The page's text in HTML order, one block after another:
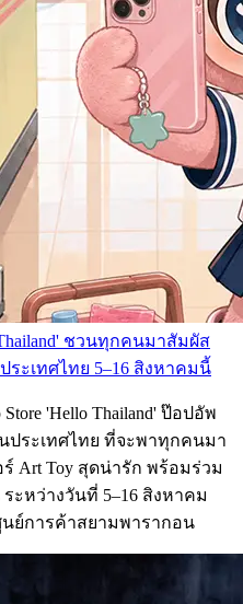
Thailand' ชวนทุกคนมาสัมผัส
ระเทศไทย 5–16 สิงหาคมนี้
'Hello Thailand' ป๊อปอัพ
ประเทศไทย ที่จะพาทุกคนมา
Art Toy สุดน่ารัก พร้อมร่วม
ะหว่างวันที่ 5–16 สิงหาคม
นย์การค้าสยามพารากอน